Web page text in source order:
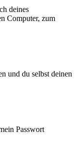
deines
Computer, zum
und du selbst deinen
Passwort